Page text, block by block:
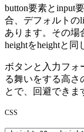
button要素とinput
合、デフォルトの
あります。その場
heightをheightと同
ボタンと入力フォ
る舞いをする高さ
とで、回避できま
CSS